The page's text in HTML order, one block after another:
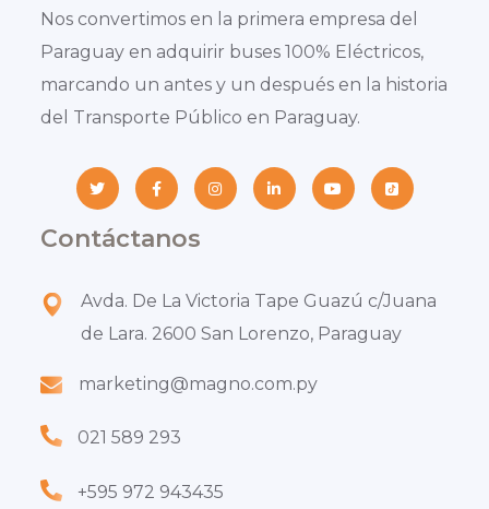
Nos convertimos en la primera empresa del
Paraguay en adquirir buses 100% Eléctricos,
marcando un antes y un después en la historia
del Transporte Público en Paraguay.
Contáctanos
Avda. De La Victoria Tape Guazú c/Juana
de Lara. 2600 San Lorenzo, Paraguay
marketing@magno.com.py
021 589 293
+595 972 943435